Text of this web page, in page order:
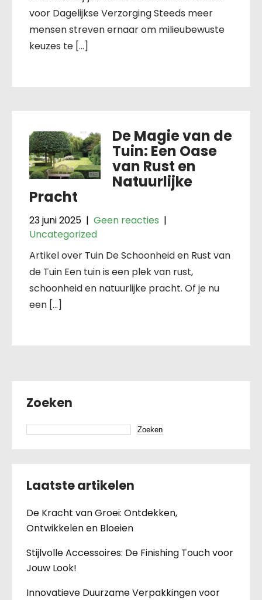
voor Dagelijkse Verzorging Steeds meer
mensen streven ernaar om milieubewuste
keuzes te […]
De Magie van de
Tuin: Een Oase
van Rust en
Natuurlijke
Pracht
23 juni 2025 | Geen reacties |
Uncategorized
Artikel over Tuin De Schoonheid en Rust van
de Tuin Een tuin is een plek van rust,
schoonheid en natuurlijke pracht. Of je nu
een […]
Zoeken
Zoeken
Laatste artikelen
De Kracht van Groei: Ontdekken,
Ontwikkelen en Bloeien
Stijlvolle Accessoires: De Finishing Touch voor
Jouw Look!
Innovatieve Duurzame Verpakkingen voor